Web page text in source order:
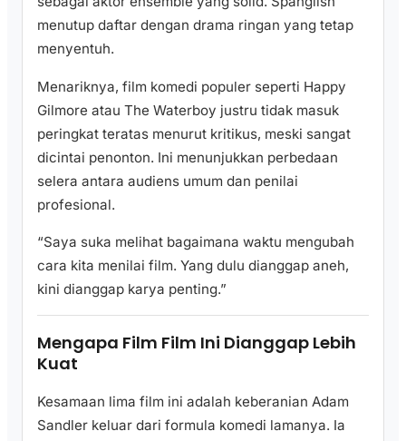
menutup daftar dengan drama ringan yang tetap
menyentuh.
Menariknya, film komedi populer seperti Happy
Gilmore atau The Waterboy justru tidak masuk
peringkat teratas menurut kritikus, meski sangat
dicintai penonton. Ini menunjukkan perbedaan
selera antara audiens umum dan penilai
profesional.
“Saya suka melihat bagaimana waktu mengubah
cara kita menilai film. Yang dulu dianggap aneh,
kini dianggap karya penting.”
Mengapa Film Film Ini Dianggap Lebih
Kuat
Kesamaan lima film ini adalah keberanian Adam
Sandler keluar dari formula komedi lamanya. Ia